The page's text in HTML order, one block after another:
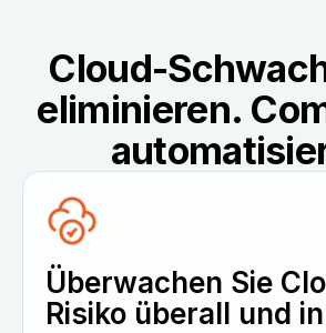
Cloud-
eliminieren.
Überwachen Sie
Risiko überall und